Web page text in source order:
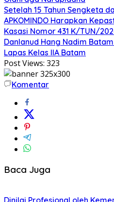
Setelah 15 Tahun Sengketa
APKOMINDO Harapkan
Kasasi Nomor 431 K/TUN/
Danlanud Hang Nadim
Lapas Kelas IIA Batam
Post Views: 323
Komentar
Baca Juga